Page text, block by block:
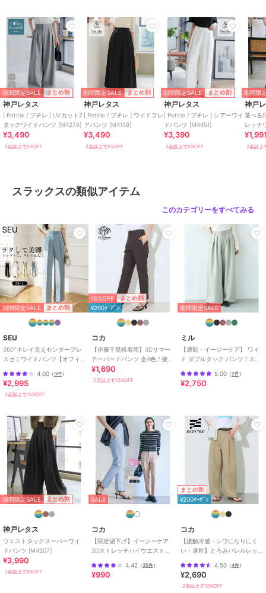
ポリエステル81% レーヨン14% ポ
リウレタン5%
【オフホワイト・デニムライク・
杢グレー以外】
ポリエステル95% ポリウレタン
5%
※生産時期によりデニムライクは
混率が2種類ございます。 伸縮
性・生地感に若干の差異はござい
ますが大きく違いはございませ
特徴
パンツ
無地/スト
レートパンツ/ ライフスタイル
/カジュアル
ニー・入学式・卒業式
スラックス
ポリエステル素材
ライプ/ワイド・バギー /スト
ビジネス/カジュアル
ニー・入学式・卒業式
原産国 中国
期間限定SALE まとめ割
神戸レタス
[ Petitle / プチレ ] UVカット2
タックワイドパンツ [M4276]
¥3,490
2点以上で5%OFF
期間限定SALE まとめ割
神戸レタス
[ Petitle / プチレ ] ワイドフレ
アパンツ [M4158]
¥3,490
2点以上で5%OFF
期間限定SALE まとめ割
神戸レタス
[ Petitle / プチレ ] シアーワイ
ドパンツ [M4451]
¥3,390
2点以上で5%OFF
期間限
神戸
選べる
レッチ
2点以上
スラックスの類似アイテム
このカテゴリーをすべてみる
期間限定SALE まとめ割
SEU
360°キレイ見えセンタープレ
スセミワイドパンツ【オフィ
ジュアル】
4.00 （3件）
¥2,995
3点以上で10%OFF
15%OFF まとめ割
¥200ｸｰﾎﾟﾝ
コカ
【伊藤千晃様着用】3Dサマー
テーパードパンツ 全4色 / 接触
冷感・シワになりにくい
¥1,690
2点以上で10%OFF
期間限定SALE
ミル
【通勤・イージーケア】 ワイ
ド ダブルタック パンツ / スラ
5.00（2件）
¥2,750
期間限定SALE まとめ割
神戸レタス
ウエストタックスーパーワイ
ドパンツ [M4307]
¥3,990
2点以上で5%OFF
SALE
コカ
【限定値下げ】イージーケア
3Dストレッチハイウエストパ
4.42 （35件）
¥990
まとめ割
¥200ｸｰﾎﾟﾝ
コカ
【接触冷感・シワになりにく
い・速乾】とろみバレルレッ
4.50（4件）
¥2,690
2点以上で10%OFF